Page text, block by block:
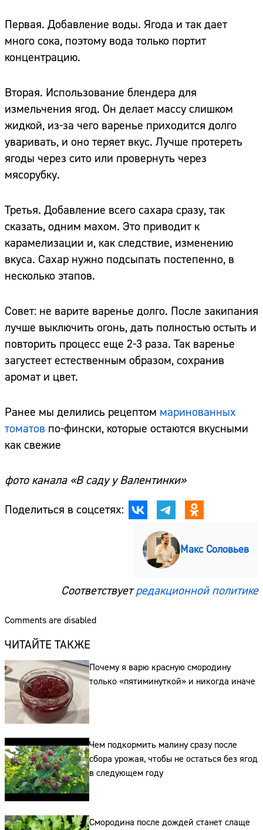
Первая. Добавление воды. Ягода и так дает
много сока, поэтому вода только портит
концентрацию.
Вторая. Использование блендера для
измельчения ягод. Он делает массу слишком
жидкой, из-за чего варенье приходится долго
уваривать, и оно теряет вкус. Лучше протереть
ягоды через сито или провернуть через
мясорубку.
Третья. Добавление всего сахара сразу, так
сказать, одним махом. Это приводит к
карамелизации и, как следствие, изменению
вкуса. Сахар нужно подсыпать постепенно, в
несколько этапов.
Совет: не варите варенье долго. После закипания
лучше выключить огонь, дать полностью остыть и
повторить процесс еще 2-3 раза. Так варенье
загустеет естественным образом, сохранив
аромат и цвет.
Ранее мы делились рецептом маринованных
томатов по-фински, которые остаются вкусными
как свежие
фото канала «В саду у Валентинки»
Поделиться в соцсетях:
Макс Соловьев
Соответствуетредакционной политике
Comments are disabled
ЧИТАЙТЕ ТАКЖЕ
Почему я варю красную смородину
только «пятиминуткой» и никогда иначе
Чем подкормить малину сразу после
сбора урожая, чтобы не остаться без ягод
в следующем году
Смородина после дождей станет слаще